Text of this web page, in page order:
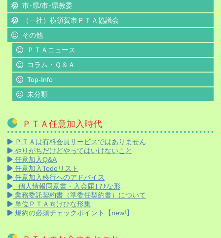
市･県/市･県教委
（一社）横須賀市ＰＴＡ協議会
その他
ＰＴＡニュース
コラム・Ｑ＆Ａ
Top-Info
未分類
ＰＴＡ任意加入時代
ＰＴＡは有料会員サービスではありません
やりがちだけどやってはいけないこと
任意加入Q&A
任意加入Todoリスト
任意加入移行へのアドバイス
｢個人情報同意書・入会届｣ ひな形
業務委託契約書（準委任契約書）について
単位ＰＴＡ向けひな形集
規約の必須チェックポイント【new!】